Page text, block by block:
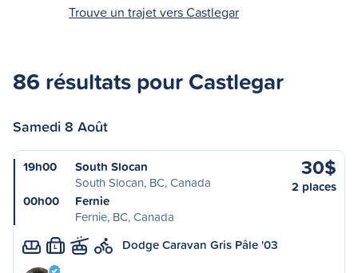
Trouve un trajet vers Castlegar
86 résultats pour Castlegar
Samedi 8 Août
19h00
South Slocan
South Slocan, BC, Canada
00h00
Fernie
Fernie, BC, Canada
30$
2 places
L Dodge Caravan Gris Pâle '03